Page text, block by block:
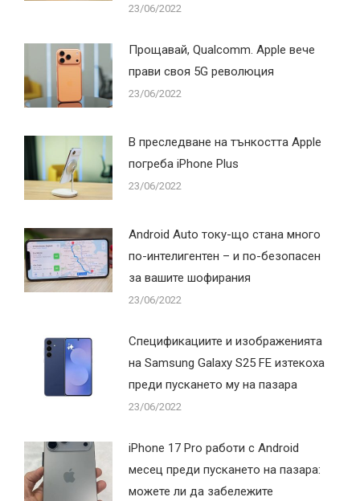
23/06/2022
Прощавай, Qualcomm. Apple вече
прави своя 5G революция
23/06/2022
В преследване на тънкостта Apple
погреба iPhone Plus
23/06/2022
Android Auto току-що стана много
по-интелигентен – и по-безопасен
за вашите шофирания
23/06/2022
Спецификациите и изображенията
на Samsung Galaxy S25 FE изтекоха
преди пускането му на пазара
23/06/2022
iPhone 17 Pro работи с Android
месец преди пускането на пазара:
можете ли да забележите